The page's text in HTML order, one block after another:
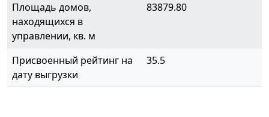
Площадь домов,
находящихся в
управлении, кв. м
83879.80
Присвоенный рейтинг на
дату выгрузки
35.5